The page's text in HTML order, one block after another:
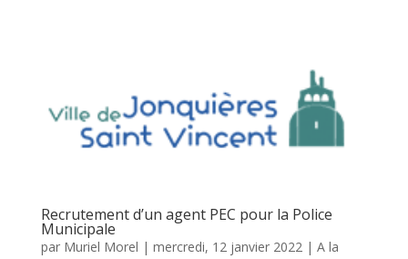
Recrutement d’un agent PEC pour la Police
Municipale
par Muriel Morel | mercredi, 12 janvier 2022| A la